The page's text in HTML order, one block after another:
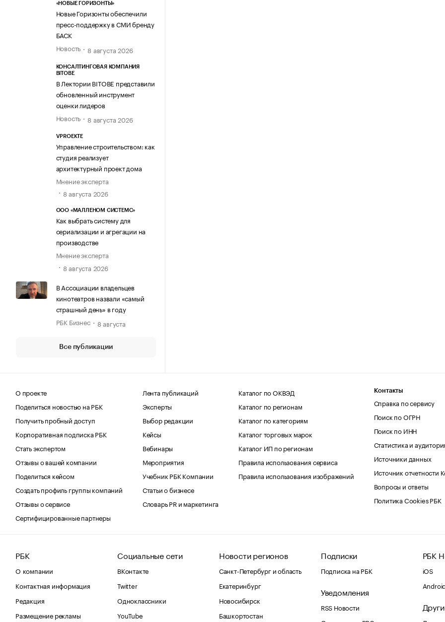
«НОВЫЕ ГОРИЗОНТЫ»
Новые Горизонты обеспечили
пресс-поддержку в СМИ бренду
БАСК
Новость
8 августа 2026
КОНСАЛТИНГОВАЯ КОМПАНИЯ
BITOBE
В Лектории BITOBE представили
обновленный инструмент
оценки лидеров
Новость
8 августа 2026
VPROEKTE
Управление строительством: как
студия реализует
архитектурный проект дома
Мнение эксперта
8 августа 2026
ООО «МАЛЛЕНОМ СИСТЕМС»
Как выбрать систему для
сериализации и агрегации на
производстве
Мнение эксперта
8 августа 2026
В Ассоциации владельцев
кинотеатров назвали «самый
страшный день» в году
РБК Бизнес
8 августа
Все публикации
О проекте
Поделиться новостью на РБК
Получить пробный доступ
Корпоративная подписка РБК
Стать экспертом
Отзывы о вашей компании
Поделиться кейсом
Создать профиль группы компаний
Отзывы о сервисе
Сертифицированные партнеры
Лента публикаций
Эксперты
Выбор редакции
Кейсы
Вебинары
Мероприятия
Учебник РБК Компании
Статьи о бизнесе
Словарь PR и маркетинга
Каталог по ОКВЭД
Каталог по регионам
Каталог по категориям
Каталог торговых марок
Каталог ИП по регионам
Правила использования сервиса
Правила использования изображений
Контакты
Справка по сервису
Поиск по ОГРН
Поиск по ИНН
Статистика и
Источники данных
Источник отчетности
Вопросы и ответы
Политика Cookies РБК
РБК
О компании
Контактная информация
Редакция
Размещение рекламы
Социальные сети
ВКонтакте
Twitter
Одноклассники
YouTube
Новости регионов
Санкт-Петербург и область
Екатеринбург
Новосибирск
Башкортостан
Подписки
Подписка на РБК
Уведомления
RSS Новости
РБК
iOS